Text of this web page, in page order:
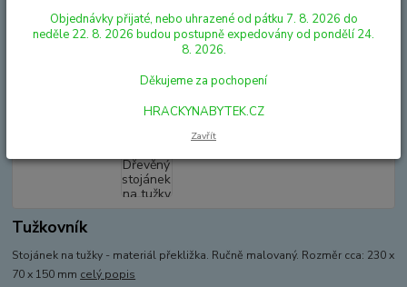
Dřevěný stojánek na tužky -
Želva zelená
Tužkovník
Stojánek na tužky - materiál překližka. Ručně malovaný. Rozměr cca: 230 x
70 x 150 mm celý popis
Objednávky přijaté, nebo uhrazené od pátku 7. 8. 2026 do
neděle 22. 8. 2026 budou postupně expedovány od pondělí 24.
8. 2026.
Děkujeme za pochopení
HRACKYNABYTEK.CZ
Zavřít